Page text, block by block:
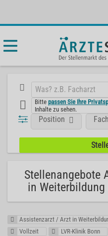
Bittepassen Sie Ihre
Inhalte zu sehen.
Position
Stellenangebote
in
Assistenzarzt / Arzt in
Vollzeit
LVR-Klinik Bonn